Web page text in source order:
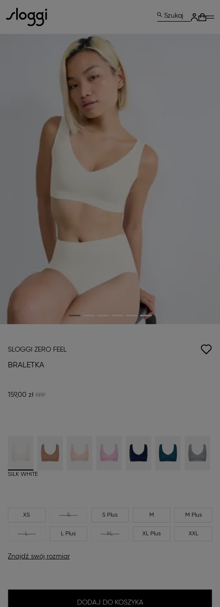
Szukaj
SLOGGI ZERO FEEL
BRALETKA
159,00 zł
SILK WHITE
XS S S Plus M M Plus
L L Plus XL XL Plus XXL
Znajdź swój rozmiar
DODAJ DO KOSZYKA